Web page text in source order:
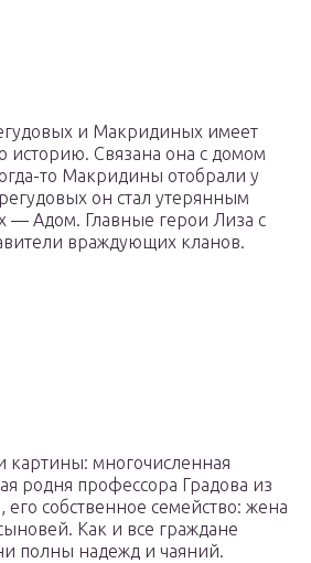
и Макридиных имеет
историю. Связана она с домом
то Макридины отобрали у
он стал утерянным
— Адом. Главные герои Лиза с
враждующих кланов.
картины: многочисленная
родня профессора Градова из
собственное семейство: жена
Как и все граждане
полны надежд и чаяний.